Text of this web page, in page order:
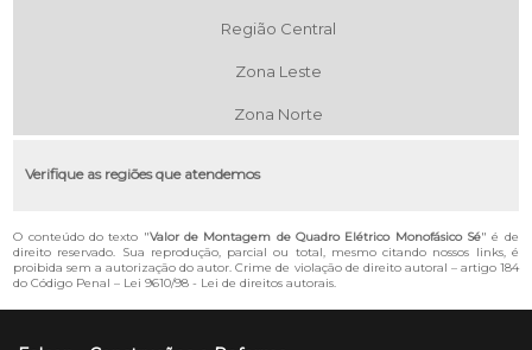
Região Central
Zona Leste
Zona Norte
Verifique as regiões que atendemos
O conteúdo do texto "Valor de Montagem de Quadro Elétrico Monofásico Sé" é de
direito reservado. Sua reprodução, parcial ou total, mesmo citando nossos links, é
proibida sem a autorização do autor. Crime de violação de direito autoral – artigo 184
do Código Penal – Lei 9610/98 - Lei de direitos autorais.